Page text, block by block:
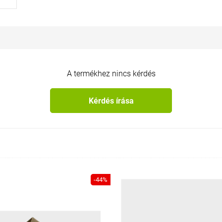
A termékhez nincs kérdés
Kérdés írása
-44%